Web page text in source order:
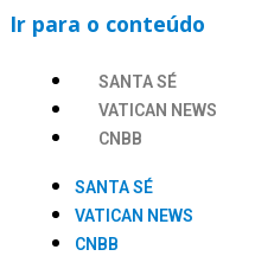
Ir para o conteúdo
SANTA SÉ
VATICAN NEWS
CNBB
SANTA SÉ
VATICAN NEWS
CNBB